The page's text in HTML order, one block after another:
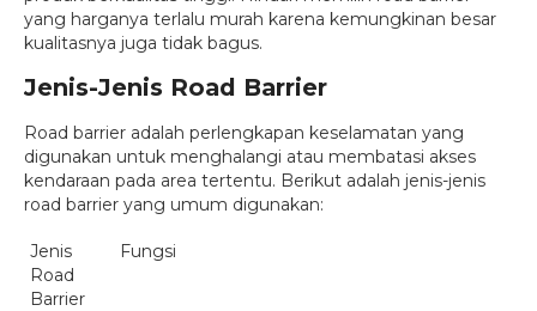
yang harganya terlalu murah karena kemungkinan besar
kualitasnya juga tidak bagus.
Jenis-Jenis Road Barrier
Road barrier adalah perlengkapan keselamatan yang
digunakan untuk menghalangi atau membatasi akses
kendaraan pada area tertentu. Berikut adalah jenis-jenis
road barrier yang umum digunakan:
Jenis
Road
Barrier
Fungsi